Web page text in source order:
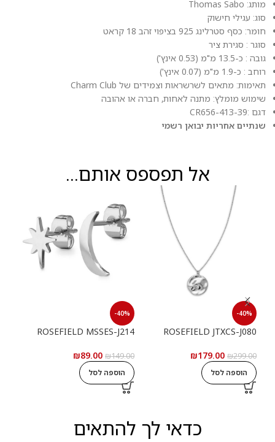
מותג: Thomas Sabo
סוג: עגילי חישוק
חומר: כסף סטרלינג 925 בציפוי זהב 18 קראט
סוגר : סגירת ציר
גובה : כ-13.5 מ"מ (0.53 אינץ')
רוחב : כ-1.9 מ"מ (0.07 אינץ')
תאימות: מתאים לשרשראות וצמידים של Charm Club
שימוש מומלץ: מתנה לאחות, חברה או אהובה
דגם :CR656-413-39
שנתיים אחריות יבואן רשמי
אל תפספס אותם...
-40%
ROSEFIELD JTXCS-J080
₪299.00
₪179.00
הוספה לסל
-40%
ROSEFIELD MSSES-J214
₪149.00
₪89.00
הוספה לסל
כדאי לך להתאים